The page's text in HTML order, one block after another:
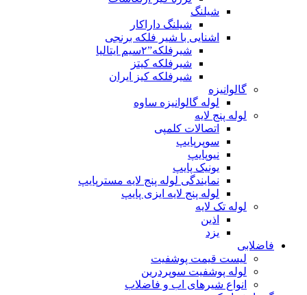
شیلنگ
شیلنگ داراکار
اشنایی با شیر فلکه برنجی
شیرفلکه”۲سیم ایتالیا
شیرفلکه کیتز
شیرفلکه کیز ایران
گالوانیزه
لوله گالوانیزه ساوه
لوله پنج لایه
اتصالات کلمپی
سوپرپایپ
نیوپایپ
یونیک پایپ
نمایندگی لوله پنج لایه مسترپایپ
لوله پنج لایه ایزی پایپ
لوله تک لایه
اذین
یزد
فاضلابی
لیست قیمت پوشفیت
لوله پوشفیت سوپردرین
انواع شیرهای اب و فاضلاب